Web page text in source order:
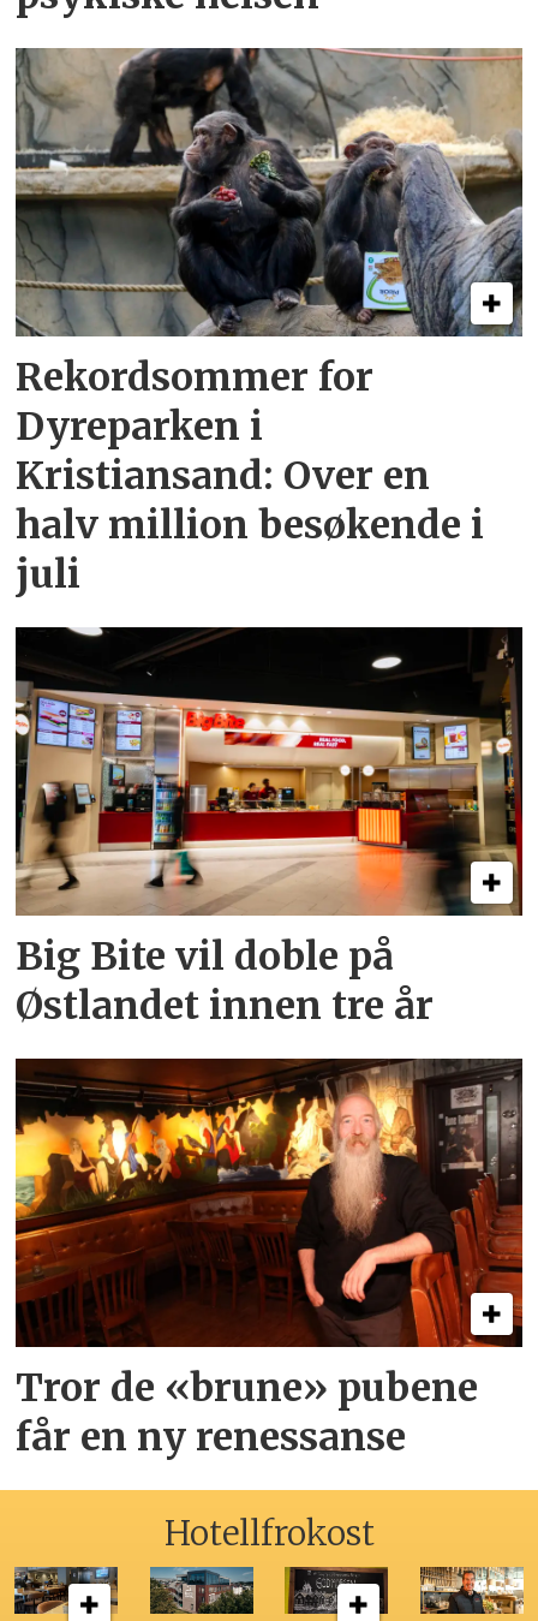
Rekordsommer for
Dyreparken i
Kristiansand: Over en
halv million besøkende i
juli
Big Bite vil doble på
Østlandet innen tre år
Tror de «brune» pubene
får en ny renessanse
Hotellfrokost